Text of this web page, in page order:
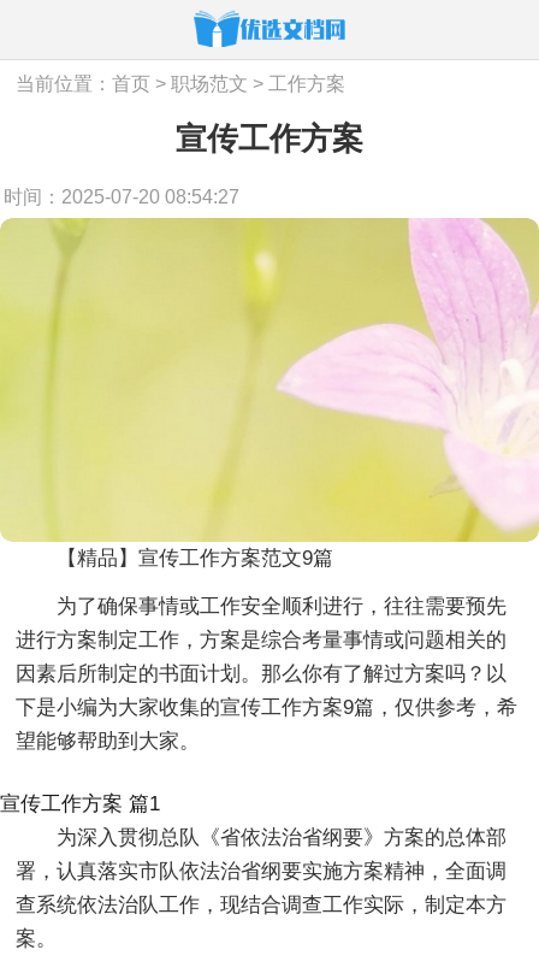
当前位置：首页 >职场范文 > 工作方案
宣传工作方案
时间：2025-07-20 08:54:27
【精品】宣传工作方案范文9篇
为了确保事情或工作安全顺利进行，往往需要预先
进行方案制定工作，方案是综合考量事情或问题相关的
因素后所制定的书面计划。那么你有了解过方案吗？以
下是小编为大家收集的宣传工作方案9篇，仅供参考，希
望能够帮助到大家。
宣传工作方案 篇1
为深入贯彻总队《省依法治省纲要》方案的总体部
署，认真落实市队依法治省纲要实施方案精神，全面调
查系统依法治队工作，现结合调查工作实际，制定本方
案。